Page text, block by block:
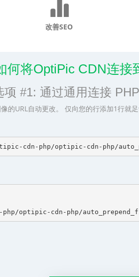
改善SEO
何将OptiPic CDN连接
项 #1: 通过通用连接
的URL自动更改。 仅向您的行添加1行就